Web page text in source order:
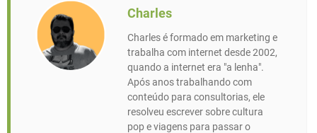
Charles
Charles é formado em marketing e
trabalha com internet desde 2002,
quando a internet era "a lenha".
Após anos trabalhando com
conteúdo para consultorias, ele
resolveu escrever sobre cultura
pop e viagens para passar o